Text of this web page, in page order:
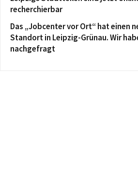
recherchierbar
Das „Jobcenter vor Ort“ hat einen
Standort in Leipzig-Grünau. Wir
nachgefragt